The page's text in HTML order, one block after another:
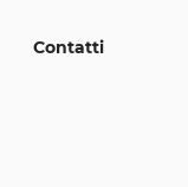
Contatti